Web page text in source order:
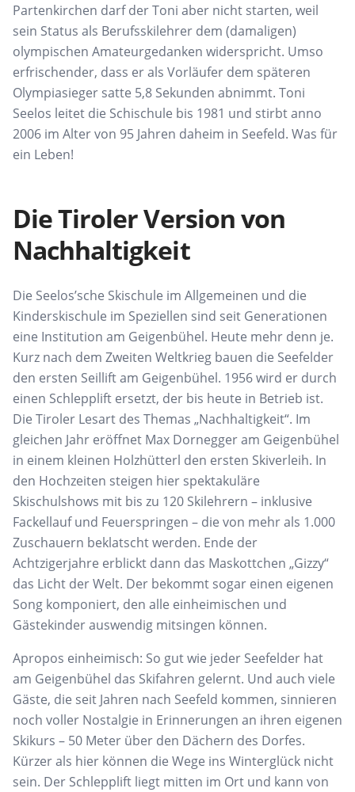
Partenkirchen darf der Toni aber nicht starten, weil
sein Status als Berufsskilehrer dem (damaligen)
olympischen Amateurgedanken widerspricht. Umso
erfrischender, dass er als Vorläufer dem späteren
Olympiasieger satte 5,8 Sekunden abnimmt. Toni
Seelos leitet die Schischule bis 1981 und stirbt anno
2006 im Alter von 95 Jahren daheim in Seefeld. Was für
ein Leben!
Die Tiroler Version von
Nachhaltigkeit
Die Seelos’sche Skischule im Allgemeinen und die
Kinderskischule im Speziellen sind seit Generationen
eine Institution am Geigenbühel. Heute mehr denn je.
Kurz nach dem Zweiten Weltkrieg bauen die Seefelder
den ersten Seillift am Geigenbühel. 1956 wird er durch
einen Schlepplift ersetzt, der bis heute in Betrieb ist.
Die Tiroler Lesart des Themas „Nachhaltigkeit“. Im
gleichen Jahr eröffnet Max Dornegger am Geigenbühel
in einem kleinen Holzhütterl den ersten Skiverleih. In
den Hochzeiten steigen hier spektakuläre
Skischulshows mit bis zu 120 Skilehrern – inklusive
Fackellauf und Feuerspringen – die von mehr als 1.000
Zuschauern beklatscht werden. Ende der
Achtzigerjahre erblickt dann das Maskottchen „Gizzy“
das Licht der Welt. Der bekommt sogar einen eigenen
Song komponiert, den alle einheimischen und
Gästekinder auswendig mitsingen können.
Apropos einheimisch: So gut wie jeder Seefelder hat
am Geigenbühel das Skifahren gelernt. Und auch viele
Gäste, die seit Jahren nach Seefeld kommen, sinnieren
noch voller Nostalgie in Erinnerungen an ihren eigenen
Skikurs – 50 Meter über den Dächern des Dorfes.
Kürzer als hier können die Wege ins Winterglück nicht
sein. Der Schlepplift liegt mitten im Ort und kann von